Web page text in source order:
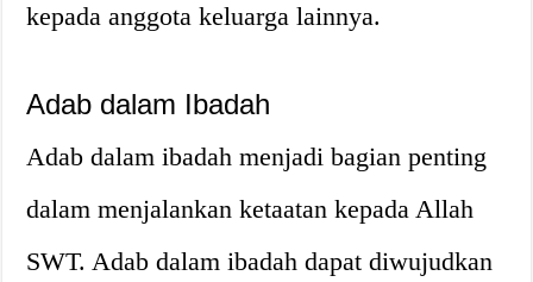
kepada anggota keluarga lainnya.
Adab dalam Ibadah
Adab dalam ibadah menjadi bagian penting
dalam menjalankan ketaatan kepada Allah
SWT. Adab dalam ibadah dapat diwujudkan